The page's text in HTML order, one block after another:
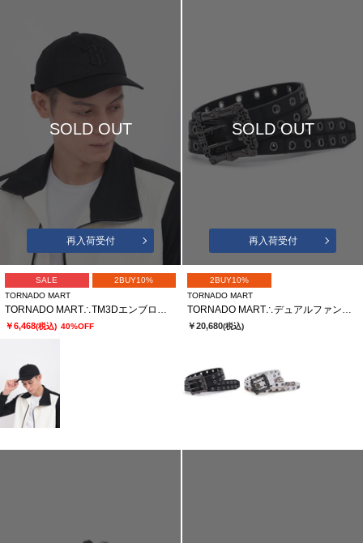
SOLD OUT
再入荷受付
SALE
2BUY10%
TORNADO MART
￥6,468(税込) 40%OFF
SOLD OUT
再入荷受付
2BUY10%
TORNADO MART
￥20,680(税込)